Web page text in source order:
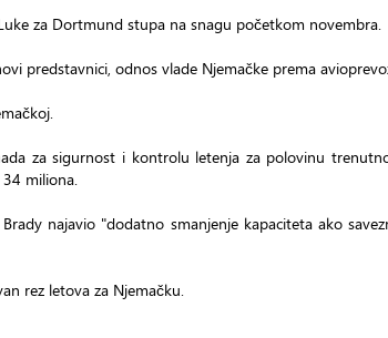
za Dortmund stupa na snagu početkom novembra.
predstavnici, odnos vlade Njemačke prema
za sigurnost i kontrolu letenja za polovinu
miliona.
najavio "dodatno smanjenje kapaciteta ako
rez letova za Njemačku.